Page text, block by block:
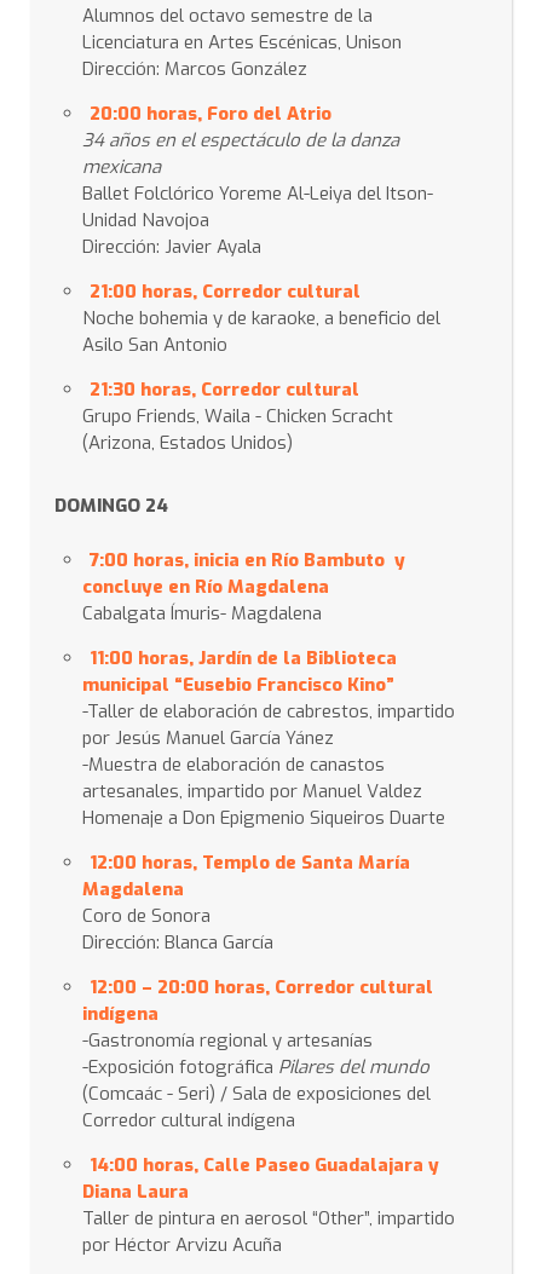
Alumnos del octavo semestre de la
Licenciatura en Artes Escénicas, Unison
Dirección: Marcos González
20:00 horas, Foro del Atrio
34 años en el espectáculo de la danza
mexicana
Ballet Folclórico Yoreme Al-Leiya del Itson-
Unidad Navojoa
Dirección: Javier Ayala
21:00 horas, Corredor cultural
Noche bohemia y de karaoke, a beneficio del
Asilo San Antonio
21:30 horas, Corredor cultural
Grupo Friends, Waila - Chicken Scracht
(Arizona, Estados Unidos)
DOMINGO 24
7:00 horas, inicia en Río Bambuto y
concluye en Río Magdalena
Cabalgata Ímuris- Magdalena
11:00 horas, Jardín de la Biblioteca
municipal “Eusebio Francisco Kino”
-Taller de elaboración de cabrestos, impartido
por Jesús Manuel García Yánez
-Muestra de elaboración de canastos
artesanales, impartido por Manuel Valdez
Homenaje a Don Epigmenio Siqueiros Duarte
12:00 horas, Templo de Santa María
Magdalena
Coro de Sonora
Dirección: Blanca García
12:00 – 20:00 horas, Corredor cultural
indígena
-Gastronomía regional y artesanías
-Exposición fotográfica Pilares del mundo
(Comcaác - Seri) / Sala de exposiciones del
Corredor cultural indígena
14:00 horas, Calle Paseo Guadalajara y
Diana Laura
Taller de pintura en aerosol “Other”, impartido
por Héctor Arvizu Acuña